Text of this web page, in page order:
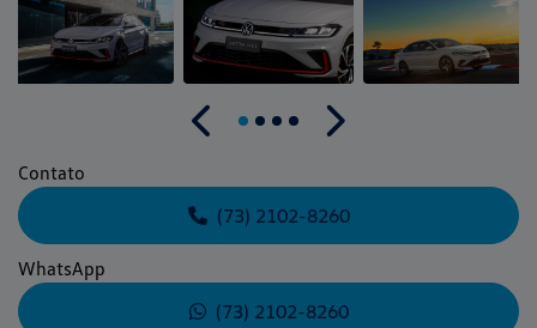
Anterior
Próximo
Contato
(73) 2102-8260
WhatsApp
(73) 2102-8260